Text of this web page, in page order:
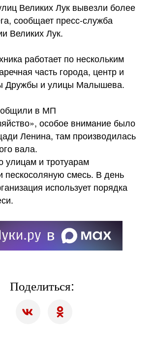
Великих Лук вывезли более
сообщает пресс-служба
Великих Лук.
работает по нескольким
часть города, центр и
Дружбы и улицы Малышева.
в МП
особое внимание было
Ленина, там производилась
вала.
улицам и тротуарам
пескосоляную смесь. В день
использует порядка
Поделиться: